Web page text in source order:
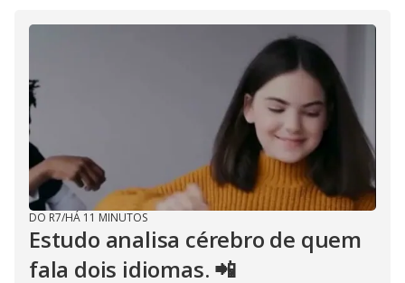
DO R7/HÁ 11 MINUTOS
Estudo analisa cérebro de quem
fala dois idiomas. 📲